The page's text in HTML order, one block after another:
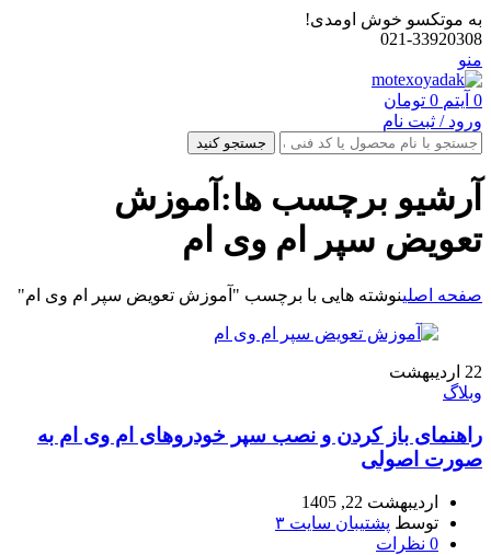
به موتکسو خوش اومدی!
021-33920308
منو
0 آیتم 0 تومان
ورود / ثبت نام
جستجو کنید
آرشیو برچسب ها:آموزش
تعویض سپر ام وی ام
صفحه اصلینوشته هایی با برچسب "آموزش تعویض سپر ام وی ام"
22 اردیبهشت
وبلاگ
راهنمای باز کردن و نصب سپر خودروهای ام وی ام به‌
صورت اصولی
اردیبهشت 22, 1405
توسط پشتیبان سایت ۳
0 نظرات